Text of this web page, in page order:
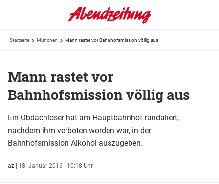
Startseite München Mann rastet vor Bahnhofsmission völlig aus
Mann rastet vor
Bahnhofsmission völlig aus
Ein Obdachloser hat am Hauptbahnhof randaliert,
nachdem ihm verboten worden war, in der
Bahnhofsmission Alkohol auszugeben.
az | 18. Januar 2016 - 10:18 Uhr